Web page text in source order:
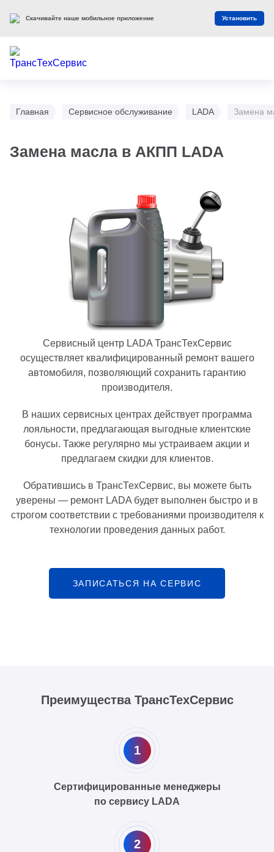
Главная Сервисное обслуживание LADA Замена
Замена масла в АКПП LADA
Сервисный центр LADA ТрансТехСервис
осуществляет квалифицированный ремонт вашего
автомобиля, позволяющий сохранить гарантию
производителя.
В наших сервисных центрах действует программа
лояльности, предлагающая выгодные клиентские
бонусы. Также регулярно мы устраиваем акции и
предлагаем скидки для клиентов.
Обратившись в ТрансТехСервис, вы можете быть
уверены — ремонт LADA будет выполнен быстро и в
строгом соответствии с требованиями производителя к
технологии проведения данных работ.
ЗАПИСАТЬСЯ НА СЕРВИС
Преимущества ТрансТехСервис
1
Сертифицированные менеджеры
по сервису LADA
2
Скачивайте наше мобильное приложение Установить